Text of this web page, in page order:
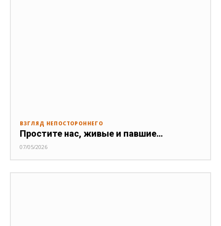
ВЗГЛЯД НЕПОСТОРОННЕГО
Простите нас, живые и павшие…
07/05/2026